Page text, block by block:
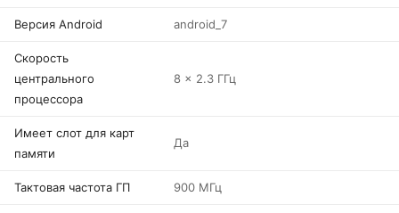
Версия Android android_7
Скорость
центрального
процессора
8 x 2.3 ГГц
Имеет слот для карт
памяти
Да
Тактовая частота ГП 900 МГц